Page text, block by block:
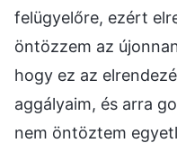
felügyelőre, ezért
öntözzem az
hogy ez az
aggályaim, és arra
nem öntöztem